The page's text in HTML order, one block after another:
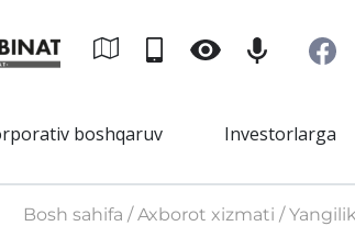
boshqaruv Investorlarga
Bosh sahifa / Axborot xizmati /